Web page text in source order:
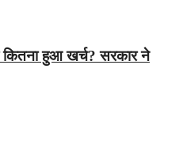
कितना हुआ खर्च? सरकार ने